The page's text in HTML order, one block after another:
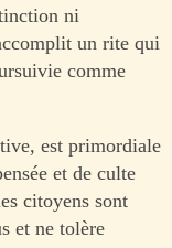
ni
un rite qui
comme
est primordiale
et de culte
citoyens sont
et ne tolère